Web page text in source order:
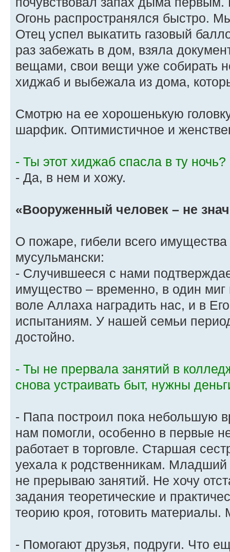
Огонь распространялся быстро.
Отец успел выкатить газовый
раз забежать в дом, взяла
вещами, свои вещи уже собирать
хиджаб и выбежала из дома,
Смотрю на ее хорошенькую
шарфик. Оптимистичное и
- Ты этот хиджаб спасла в ту ночь?
- Да, в нем и хожу.
«Вооруженный человек – не
О пожаре, гибели всего
мусульмански:
- Случившееся с нами
имущество – временно, в один
воле Аллаха наградить нас, и в
испытаниям. У нашей семьи
достойно.
- Ты не прервала занятий в
снова устраивать быт, нужны
- Папа построил пока небольшую
нам помогли, особенно в первые
работает в торговле. Старшая
уехала к родственникам. Младший
не прерываю занятий. Не хочу
задания теоретические и
теорию кроя, готовить
- Помогают друзья, подруги. Что